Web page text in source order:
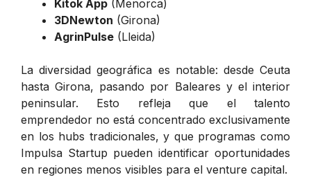
Kitok App (Menorca)
3DNewton (Girona)
AgrinPulse (Lleida)
La diversidad geográfica es notable: desde Ceuta
hasta Girona, pasando por Baleares y el interior
peninsular. Esto refleja que el talento
emprendedor no está concentrado exclusivamente
en los hubs tradicionales, y que programas como
Impulsa Startup pueden identificar oportunidades
en regiones menos visibles para el venture capital.